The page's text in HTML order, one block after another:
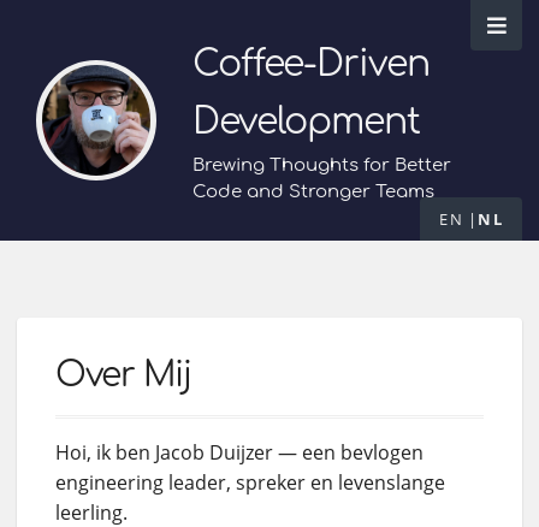
Coffee-Driven
Development
Brewing Thoughts for Better
Code and Stronger Teams
EN NL
Over Mij
Hoi, ik ben Jacob Duijzer — een bevlogen
engineering leader, spreker en levenslange
leerling.